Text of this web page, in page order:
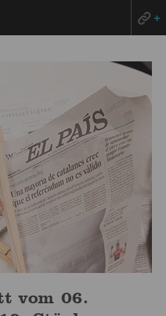
vom 06.